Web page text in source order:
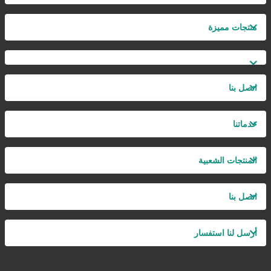
منتجات مميزة
اتصل بنا
خدماتنا
المنتجات الشعبية
اتصل بنا
أرسل لنا استفسار